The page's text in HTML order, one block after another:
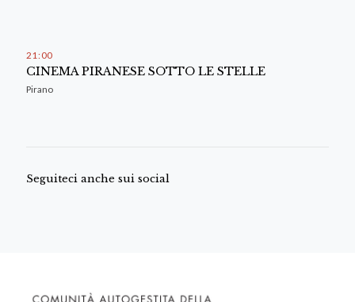
21 : 00
CINEMA PIRANESE SOTTO LE STELLE
Pirano
Seguiteci anche sui social